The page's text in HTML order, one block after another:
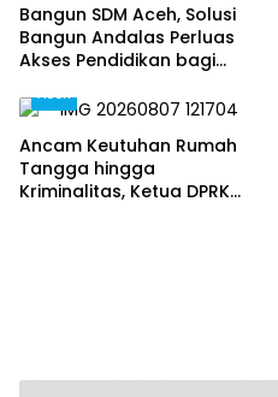
Bangun SDM Aceh, Solusi
Bangun Andalas Perluas
Akses Pendidikan bagi
Aceh
Ancam Keutuhan Rumah
Tangga hingga
Kriminalitas, Ketua DPRK